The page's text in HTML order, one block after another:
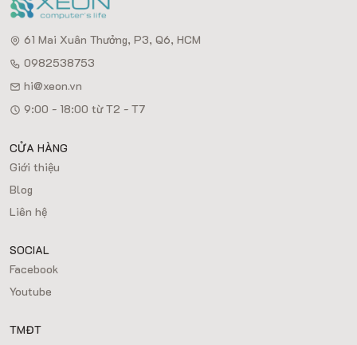
61 Mai Xuân Thưởng, P3, Q6, HCM
0982538753
hi@xeon.vn
9:00 - 18:00 từ T2 - T7
CỬA HÀNG
Giới thiệu
Blog
Liên hệ
SOCIAL
Facebook
Youtube
TMĐT